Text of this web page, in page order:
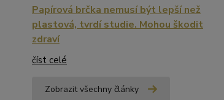
Papírová brčka nemusí být lepší než
plastová, tvrdí studie. Mohou škodit
zdraví
číst celé
Zobrazit všechny články